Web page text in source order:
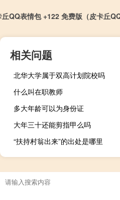
丘QQ表情包 +122 免费版（皮卡丘
相关问题
北华大学属于双高计划院校吗
什么叫在职教师
多大年龄可以为身份证
大年三十还能剪指甲么吗
“扶持村翁出来”的出处是哪里